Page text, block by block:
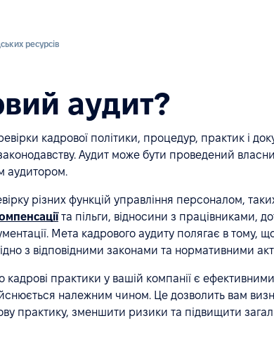
ресурсів
аудит?
кадрової політики, процедур, практик і
законодавству. Аудит може бути проведений
аудитором.
різних функцій управління персоналом,
та пільги, відносини з працівниками,
Мета кадрового аудиту полягає в тому,
з відповідними законами та нормативними
практики у вашій компанії є
належним чином. Це дозволить вам
практику, зменшити ризики та підвищити